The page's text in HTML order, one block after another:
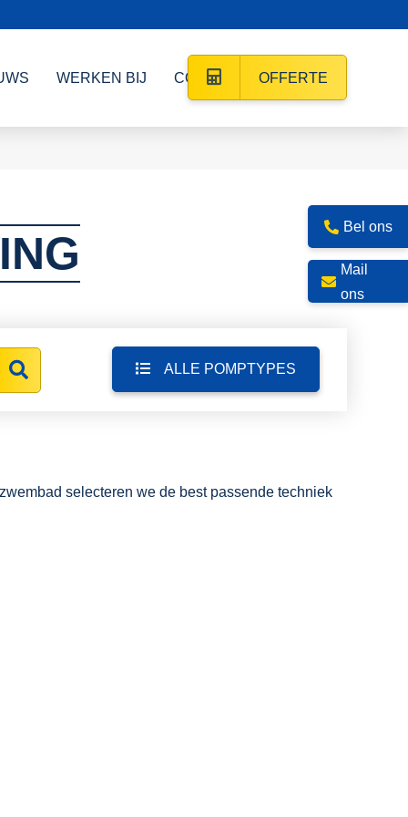
WERKEN BIJ CONTACT OFFERTE
ALLE POMPTYPES
selecteren we de best passende techniek
Bel ons
Mail
ons